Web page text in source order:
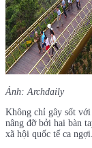
Ảnh: Archdaily
Không chỉ gây sốt
nâng đỡ bởi hai bàn
xã hội quốc tế ca ngợi.